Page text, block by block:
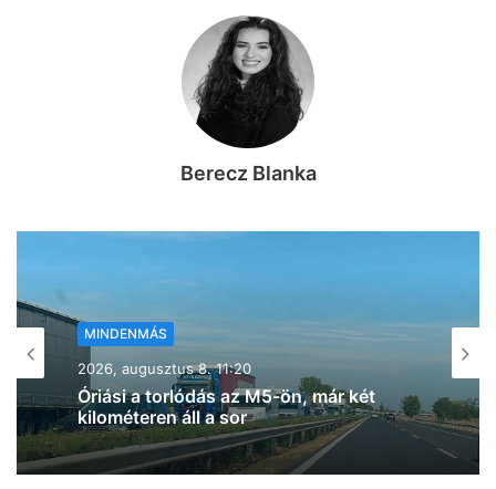
Berecz Blanka
MINDENMÁS
Egy kamion leszaggatta a
felsővezetéket Hódmezővásárhely
egyik utcájában (frissítve!)